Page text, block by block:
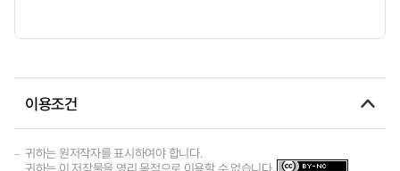
이용조건
귀하는 원저작자를 표시하여야 합니다.